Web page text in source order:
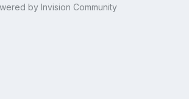
by Invision Community